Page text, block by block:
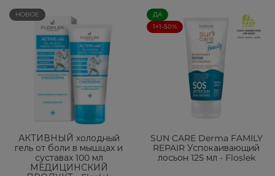
НОВОЕ
АКТИВНЫЙ холодный
гель от боли в мышцах и
суставах 100 мл
МЕДИЦИНСКИЙ
ДА
1+1-50%
SUN CARE Derma FAMILY
REPAIR Успокаивающий
лосьон 125 мл - Floslek